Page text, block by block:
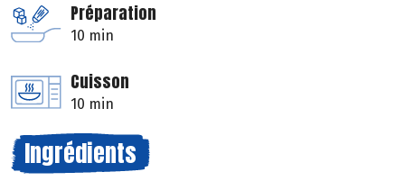
Préparation
10 min
Cuisson
10 min
Ingrédients